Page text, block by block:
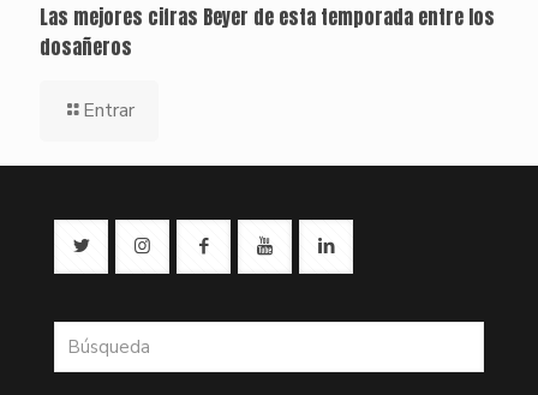
Las mejores cifras Beyer de esta temporada entre los
dosañeros
Entrar